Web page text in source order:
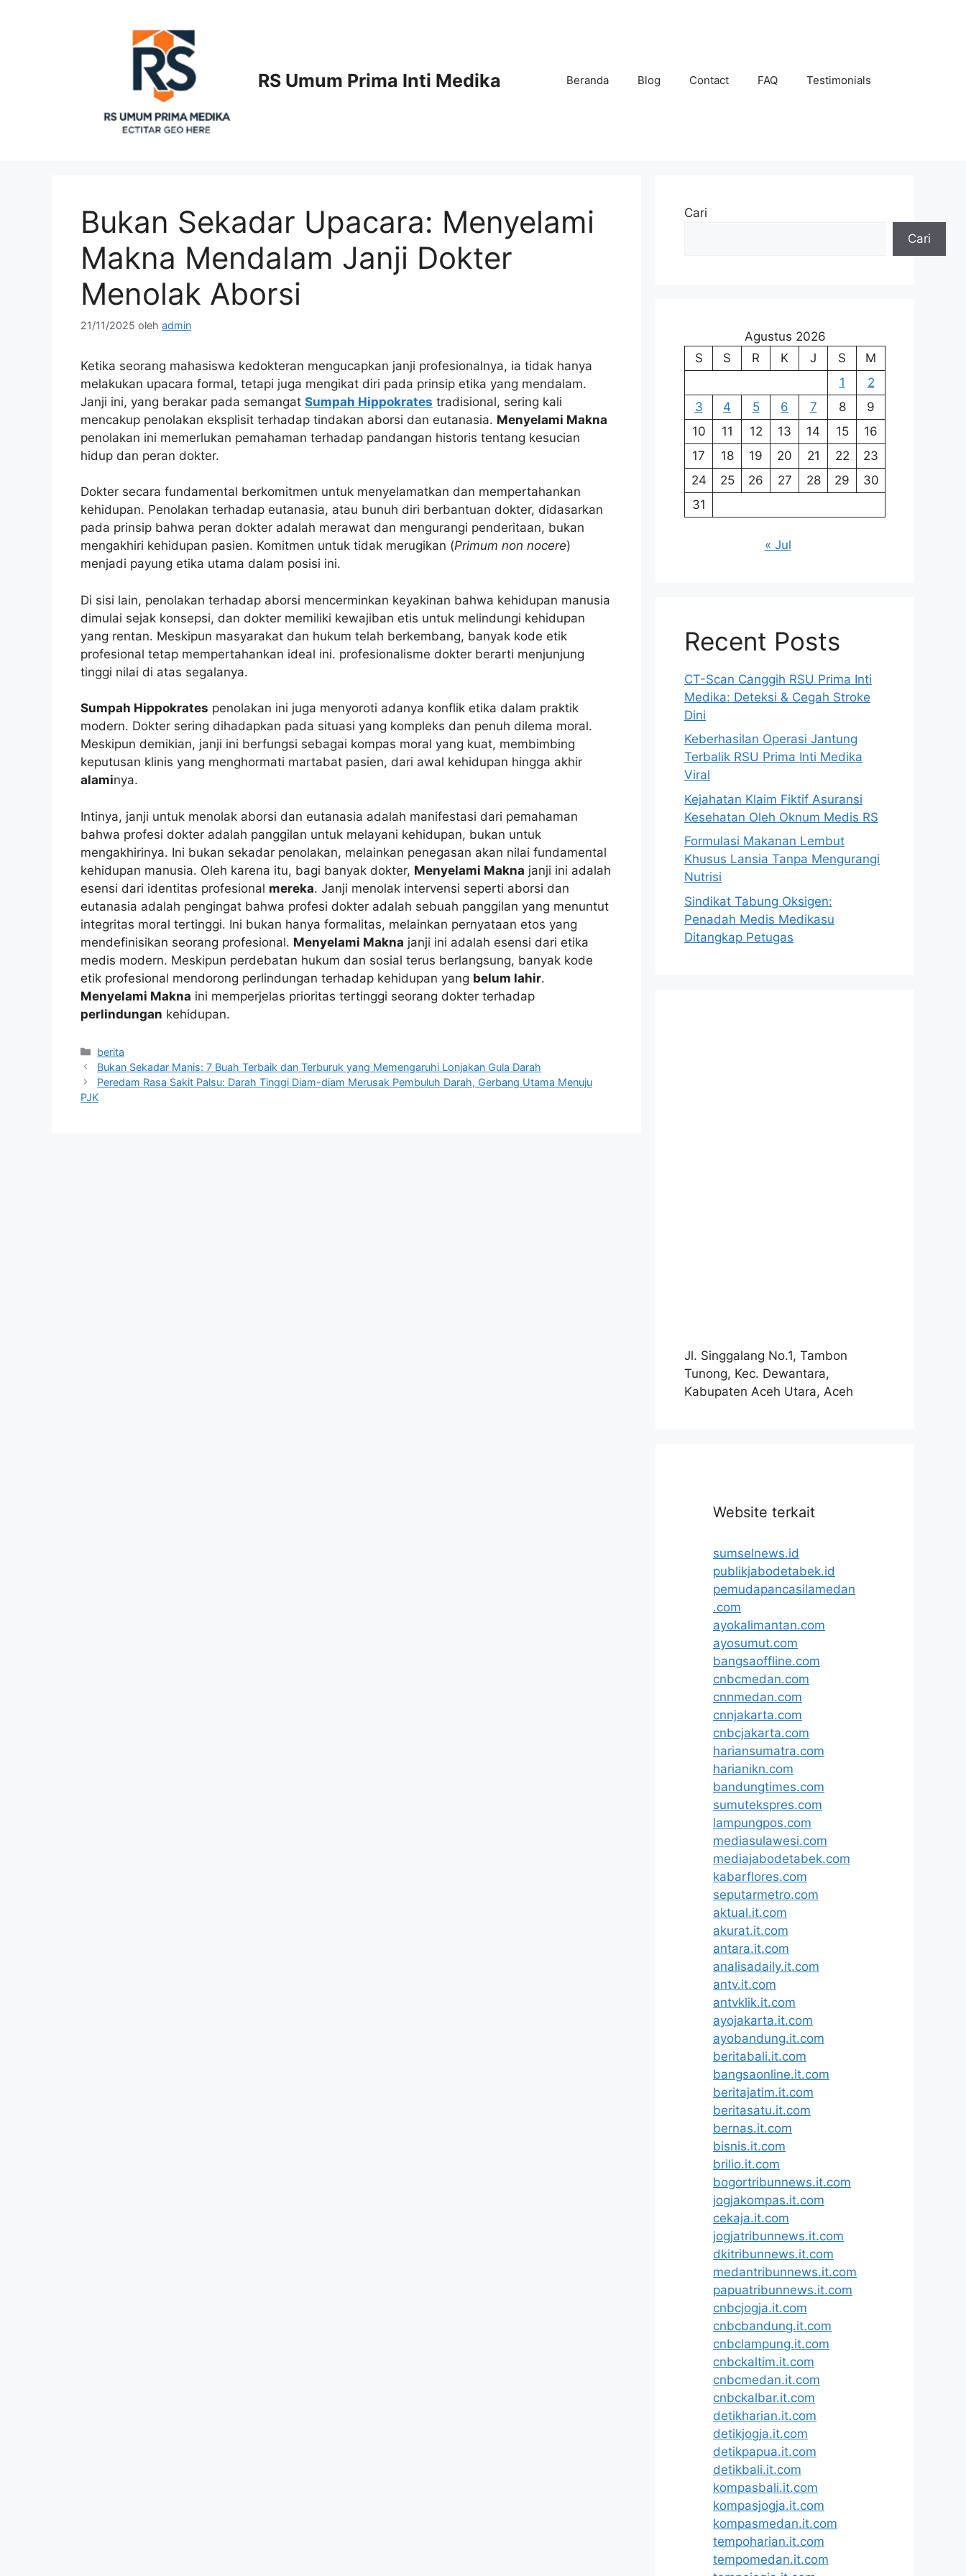
RS Umum Prima Inti Medika Beranda Blog Contact FAQ Testimonials
Bukan Sekadar Upacara: Menyelami
Makna Mendalam Janji Dokter
Menolak Aborsi
21/11/2025 oleh admin
Ketika seorang mahasiswa kedokteran mengucapkan janji profesionalnya, ia tidak hanya
melakukan upacara formal, tetapi juga mengikat diri pada prinsip etika yang mendalam.
Janji ini, yang berakar pada semangat Sumpah Hippokrates tradisional, sering kali
mencakup penolakan eksplisit terhadap tindakan aborsi dan eutanasia. Menyelami Makna
penolakan ini memerlukan pemahaman terhadap pandangan historis tentang kesucian
hidup dan peran dokter.
Dokter secara fundamental berkomitmen untuk menyelamatkan dan mempertahankan
kehidupan. Penolakan terhadap eutanasia, atau bunuh diri berbantuan dokter, didasarkan
pada prinsip bahwa peran dokter adalah merawat dan mengurangi penderitaan, bukan
mengakhiri kehidupan pasien. Komitmen untuk tidak merugikan (Primum non nocere)
menjadi payung etika utama dalam posisi ini.
Di sisi lain, penolakan terhadap aborsi mencerminkan keyakinan bahwa kehidupan manusia
dimulai sejak konsepsi, dan dokter memiliki kewajiban etis untuk melindungi kehidupan
yang rentan. Meskipun masyarakat dan hukum telah berkembang, banyak kode etik
profesional tetap mempertahankan ideal ini. profesionalisme dokter berarti menjunjung
tinggi nilai di atas segalanya.
Sumpah Hippokrates penolakan ini juga menyoroti adanya konflik etika dalam praktik
modern. Dokter sering dihadapkan pada situasi yang kompleks dan penuh dilema moral.
Meskipun demikian, janji ini berfungsi sebagai kompas moral yang kuat, membimbing
keputusan klinis yang menghormati martabat pasien, dari awal kehidupan hingga akhir
alaminya.
Intinya, janji untuk menolak aborsi dan eutanasia adalah manifestasi dari pemahaman
bahwa profesi dokter adalah panggilan untuk melayani kehidupan, bukan untuk
mengakhirinya. Ini bukan sekadar penolakan, melainkan penegasan akan nilai fundamental
kehidupan manusia. Oleh karena itu, bagi banyak dokter, Menyelami Makna janji ini adalah
esensi dari identitas profesional mereka. Janji menolak intervensi seperti aborsi dan
eutanasia adalah pengingat bahwa profesi dokter adalah sebuah panggilan yang menuntut
integritas moral tertinggi. Ini bukan hanya formalitas, melainkan pernyataan etos yang
mendefinisikan seorang profesional. Menyelami Makna janji ini adalah esensi dari etika
medis modern. Meskipun perdebatan hukum dan sosial terus berlangsung, banyak kode
etik profesional mendorong perlindungan terhadap kehidupan yang belum lahir.
Menyelami Makna ini memperjelas prioritas tertinggi seorang dokter terhadap
perlindungan kehidupan.
Kategori
berita
Bukan Sekadar Manis: 7 Buah Terbaik dan Terburuk yang Memengaruhi Lonjakan Gula Darah
Peredam Rasa Sakit Palsu: Darah Tinggi Diam-diam Merusak Pembuluh Darah, Gerbang Utama Menuju
PJK
Cari
Cari
Agustus 2026
S
S R K J S
M
1
2
3
4 5 6 7 8
9
10
11 12 13 14 15
16
17
18 19 20 21 22
23
24
25 26 27 28 29
30
31
« Jul
Recent Posts
CT-Scan Canggih RSU Prima Inti
Medika: Deteksi & Cegah Stroke
Dini
Keberhasilan Operasi Jantung
Terbalik RSU Prima Inti Medika
Viral
Kejahatan Klaim Fiktif Asuransi
Kesehatan Oleh Oknum Medis RS
Formulasi Makanan Lembut
Khusus Lansia Tanpa Mengurangi
Nutrisi
Sindikat Tabung Oksigen:
Penadah Medis Medikasu
Ditangkap Petugas
Jl. Singgalang No.1, Tambon
Tunong, Kec. Dewantara,
Kabupaten Aceh Utara, Aceh
Website terkait
sumselnews.id
publikjabodetabek.id
pemudapancasilamedan
.com
ayokalimantan.com
ayosumut.com
bangsaoffline.com
cnbcmedan.com
cnnmedan.com
cnnjakarta.com
cnbcjakarta.com
hariansumatra.com
harianikn.com
bandungtimes.com
sumutekspres.com
lampungpos.com
mediasulawesi.com
mediajabodetabek.com
kabarflores.com
seputarmetro.com
aktual.it.com
akurat.it.com
antara.it.com
analisadaily.it.com
antv.it.com
antvklik.it.com
ayojakarta.it.com
ayobandung.it.com
beritabali.it.com
bangsaonline.it.com
beritajatim.it.com
beritasatu.it.com
bernas.it.com
bisnis.it.com
brilio.it.com
bogortribunnews.it.com
jogjakompas.it.com
cekaja.it.com
jogjatribunnews.it.com
dkitribunnews.it.com
medantribunnews.it.com
papuatribunnews.it.com
cnbcjogja.it.com
cnbcbandung.it.com
cnbclampung.it.com
cnbckaltim.it.com
cnbcmedan.it.com
cnbckalbar.it.com
detikharian.it.com
detikjogja.it.com
detikpapua.it.com
detikbali.it.com
kompasbali.it.com
kompasjogja.it.com
kompasmedan.it.com
tempoharian.it.com
tempomedan.it.com